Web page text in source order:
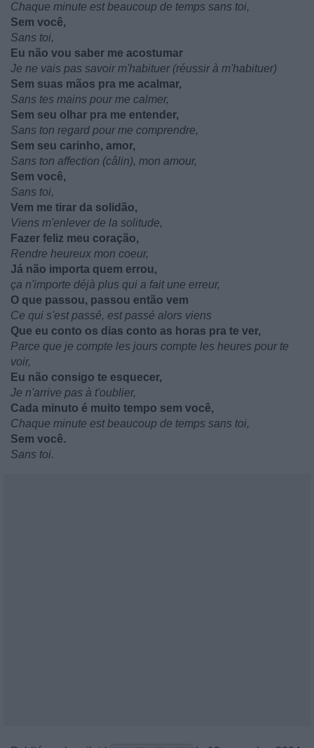
Chaque minute est beaucoup de temps sans toi,
Sem você,
Sans toi,
Eu não vou saber me acostumar
Je ne vais pas savoir m'habituer (réussir à m'habituer)
Sem suas mãos pra me acalmar,
Sans tes mains pour me calmer,
Sem seu olhar pra me entender,
Sans ton regard pour me comprendre,
Sem seu carinho, amor,
Sans ton affection (câlin), mon amour,
Sem você,
Sans toi,
Vem me tirar da solidão,
Viens m'enlever de la solitude,
Fazer feliz meu coração,
Rendre heureux mon coeur,
Já não importa quem errou,
ça n'importe déjà plus qui a fait une erreur,
O que passou, passou então vem
Ce qui s'est passé, est passé alors viens
Que eu conto os dias conto as horas pra te ver,
Parce que je compte les jours compte les heures pour te
voir,
Eu não consigo te esquecer,
Je n'arrive pas à t'oublier,
Cada minuto é muito tempo sem você,
Chaque minute est beaucoup de temps sans toi,
Sem você.
Sans toi.